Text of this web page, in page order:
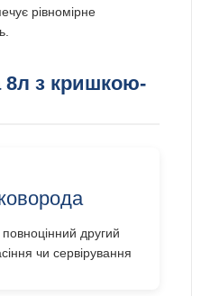
рівномірне
8л з кришкою-
другий
чи сервірування